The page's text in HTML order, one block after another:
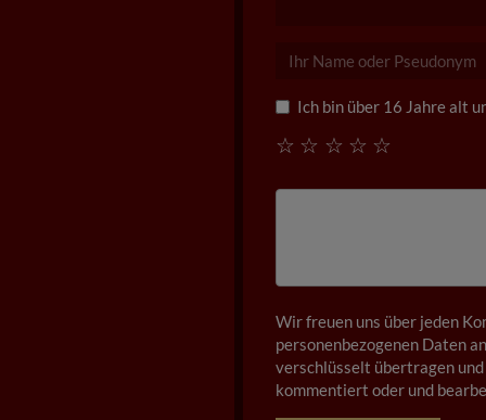
Ich bin über 16 Jahre alt
☆
☆
☆
☆
☆
Wir freuen uns über jeden
personenbezogenen Daten
verschlüsselt übertragen
kommentiert oder und